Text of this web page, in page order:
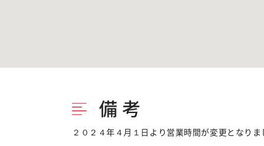
２０２４年４月１日より営業時間が変更とな